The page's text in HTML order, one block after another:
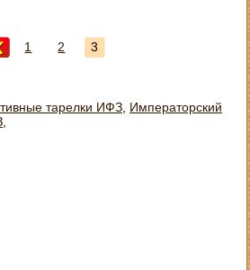
1 2 3
тарелки ИФЗ, Императорский
,